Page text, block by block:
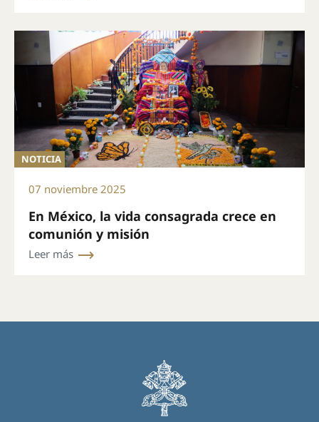
NOTICIA
07 noviembre 2025
En México, la vida consagrada crece en
comunión y misión
Leer más